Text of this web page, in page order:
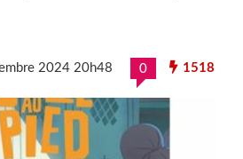
2024 20h48 0 1518